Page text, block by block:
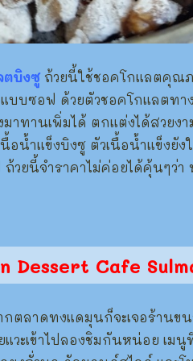
ตบิงซูถ้วยนี้ใช้ชอคโกแลตคุณ
บบซอฟ ด้วยตัวชอคโกแลตทาง
าทานเพิ่มได้ ตกแต่งได้สวยง
อน้ำแข็งบิงซู ตัวเนื้อน้ำแข็งยัง
ถ้วยนี้จำราคาไม่ค่อยได้คุ้นๆว่
Dessert Cafe
ตลาดทงแดมุนก็จะเจอร้านข
แวะเข้าไปลองชิมกันหน่อย เม